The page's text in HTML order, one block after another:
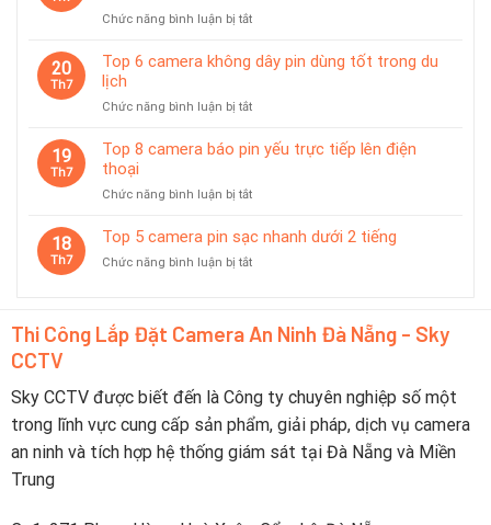
thời
Chuộng
Đà
Chọn
Hiệu
Chức năng bình luận bị tắtở
camera
chế
tiết
20
Th7
Top 6 camera không dây pin dùng tốt trong du
lịch
Chức năng bình luận bị tắtở
camera
dây
dùng
19
Th7
Top 8 camera báo pin yếu trực tiếp lên điện
thoại
Chức năng bình luận bị tắtở
báo
tiếp
thoại
18
Th7
Top 5 camera pin sạc nhanh dưới 2 tiếng
Chức năng bình luận bị tắtở
pin
dưới
2
tiếng
Thi Công Lắp Đặt Camera An Ninh Đà Nẵng - Sky
CCTV
Sky CCTV được biết đến là Công ty chuyên nghiệp số một
trong lĩnh vực cung cấp sản phẩm, giải pháp, dịch vụ camera
an ninh và tích hợp hệ thống giám sát tại Đà Nẵng và Miền
Trung